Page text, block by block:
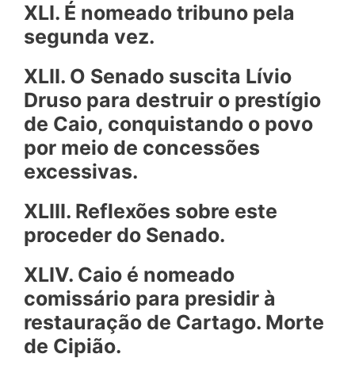
XLI. É nomeado tribuno pela
segunda vez.
XLII. O Senado suscita Lívio
Druso para destruir o prestígio
de Caio, conquistando o povo
por meio de concessões
excessivas.
XLIII. Reflexões sobre este
proceder do Senado.
XLIV. Caio é nomeado
comissário para presidir à
restauração de Cartago. Morte
de Cipião.